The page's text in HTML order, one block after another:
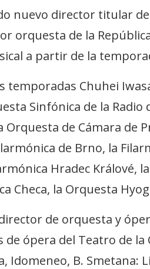
nuevo director titular
orquesta de la
a partir de la
temporadas Chuhei
Sinfónica de la Radio
Orquesta de Cámara de
de Brno, la
Hradec Králové,
Checa, la Orquesta
de orquesta y
de ópera del Teatro de la
Idomeneo, B. Smetana: